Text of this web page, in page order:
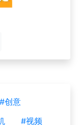
#创意
#视频